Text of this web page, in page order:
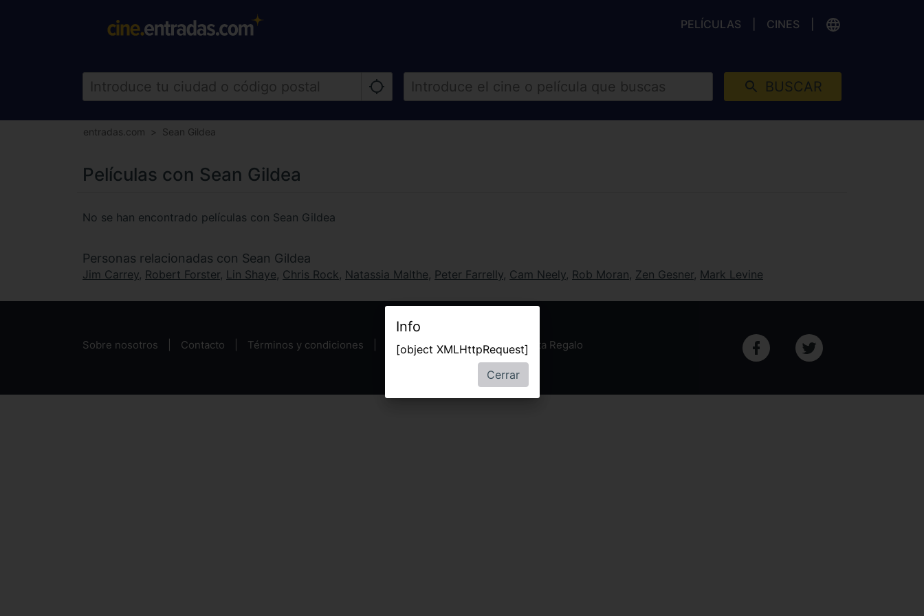
PELÍCULAS CINES
BUSCAR
entradas.com Sean Gildea
Películas con Sean Gildea
No se han encontrado películas con Sean Gildea
Personas relacionadas con Sean Gildea
Jim Carrey, Robert Forster, Lin Shaye, Chris Rock, Natassia Malthe, Peter Farrelly, Cam Neely, Rob Moran, Zen Gesner, Mark Levine
Sobre nosotros Contacto Términos y condiciones Política de privacidad Tarjeta Regalo
Info
[object XMLHttpRequest]
Cerrar